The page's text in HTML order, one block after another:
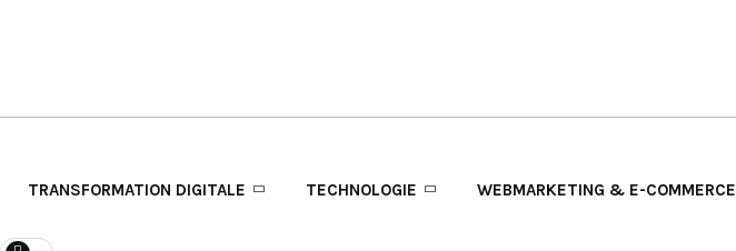
TRANSFORMATION DIGITALE TECHNOLOGIE WEBMARKETING & E-COMMERCE